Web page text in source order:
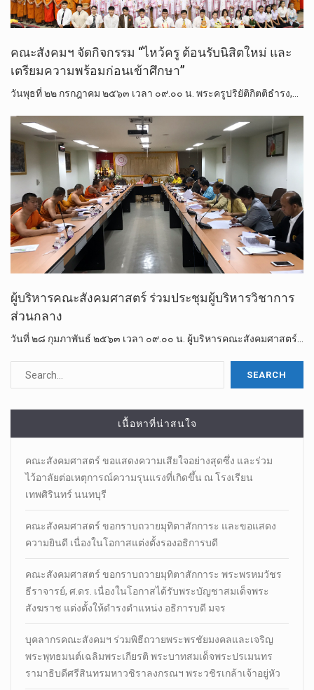
คณะสังคมฯ จัดกิจกรรม “ไหว้ครู ต้อนรับนิสิตใหม่ และ
เตรียมความพร้อมก่อนเข้าศึกษา”
วันพุธที่ ๒๒ กรกฎาคม ๒๕๖๓ เวลา ๐๙.๐๐ น. พระครูปริยัติกิตติธำรง,…
ผู้บริหารคณะสังคมศาสตร์ ร่วมประชุมผู้บริหารวิชาการ
ส่วนกลาง
วันที่ ๒๘ กุมภาพันธ์ ๒๕๖๓ เวลา ๐๙.๐๐ น. ผู้บริหารคณะสังคมศาสตร์…
เนื้อหาที่น่าสนใจ
คณะสังคมศาสตร์ ขอแสดงความเสียใจอย่างสุดซึ่ง และร่วม
ไว้อาลัยต่อเหตุการณ์ความรุนแรงที่เกิดขึ้น ณ โรงเรียน
เทพศิรินทร์ นนทบุรี
คณะสังคมศาสตร์ ขอกราบถวายมุทิตาสักการะ และขอแสดง
ความยินดี เนื่องในโอกาสแต่งตั้งรองอธิการบดี
คณะสังคมศาสตร์ ขอกราบถวายมุทิตาสักการะ พระพรหมวัชร
ธีราจารย์, ศ.ดร. เนื่องในโอกาสได้รับพระบัญชาสมเด็จพระ
สังฆราช แต่งตั้งให้ดำรงตำแหน่ง อธิการบดี มจร
บุคลากรคณะสังคมฯ ร่วมพิธีถวายพระพรชัยมงคลและเจริญ
พระพุทธมนต์เฉลิมพระเกียรติ พระบาทสมเด็จพระปรเมนทร
รามาธิบดีศรีสินทรมหาวชิราลงกรณฯ พระวชิรเกล้าเจ้าอยู่หัว